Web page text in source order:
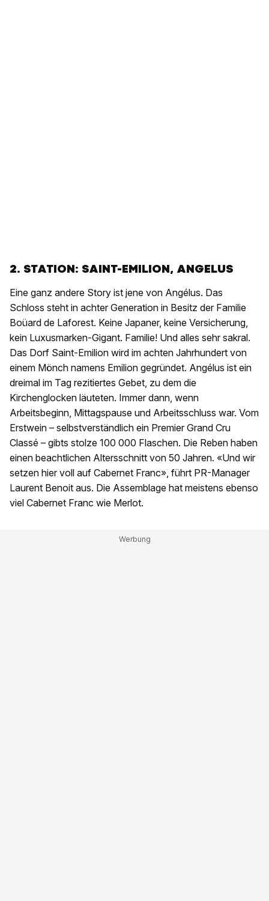
2. STATION: SAINT-EMILION, ANGELUS
Eine ganz andere Story ist jene von Angélus. Das
Schloss steht in achter Generation in Besitz der Familie
Boüard de Laforest. Keine Japaner, keine Versicherung,
kein Luxusmarken-Gigant. Familie! Und alles sehr sakral.
Das Dorf Saint-Emilion wird im achten Jahrhundert von
einem Mönch namens Emilion gegründet. Angélus ist ein
dreimal im Tag rezitiertes Gebet, zu dem die
Kirchenglocken läuteten. Immer dann, wenn
Arbeitsbeginn, Mittagspause und Arbeitsschluss war. Vom
Erstwein – selbstverständlich ein Premier Grand Cru
Classé – gibts stolze 100 000 Flaschen. Die Reben haben
einen beachtlichen Altersschnitt von 50 Jahren. «Und wir
setzen hier voll auf Cabernet Franc», führt PR-Manager
Laurent Benoit aus. Die Assemblage hat meistens ebenso
viel Cabernet Franc wie Merlot.